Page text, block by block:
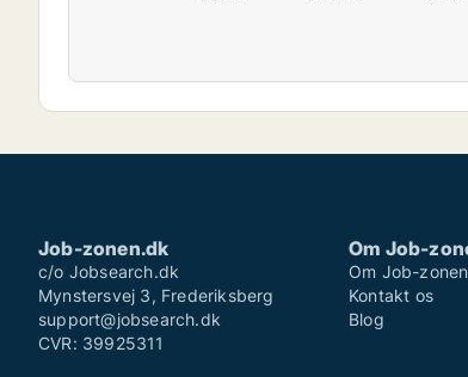
Job-zonen.dk
c/o Jobsearch.dk
Mynstersvej 3, Frederiksberg
support@jobsearch.dk
CVR: 39925311
Om Job-
Om Job-
Kontakt os
Blog